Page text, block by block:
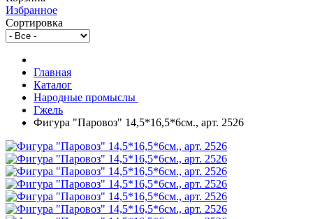
Избранное
Сортировка
Главная
Каталог
Народные промыслы
Гжель
Фигура "Паровоз" 14,5*16,5*6см., арт. 2526